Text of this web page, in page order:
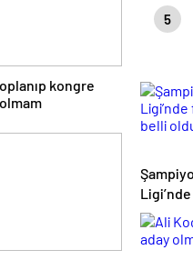
kongre
5
belli oldu